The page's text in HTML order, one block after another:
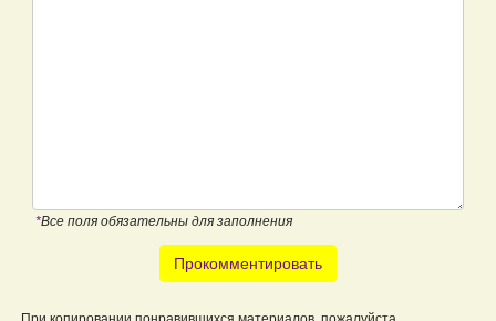
*Все поля обязательны для заполнения
Прокомментировать